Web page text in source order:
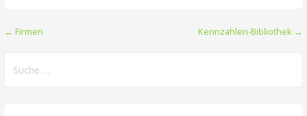
Beitrags-
Navigation
← Firmen Kennzahlen-Bibliothek →
nach: